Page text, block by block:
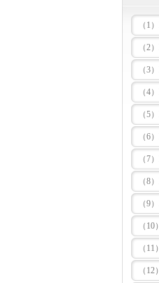
（1
（2
（3
（4
（5
（6
（7
（8
（9
（
（
（